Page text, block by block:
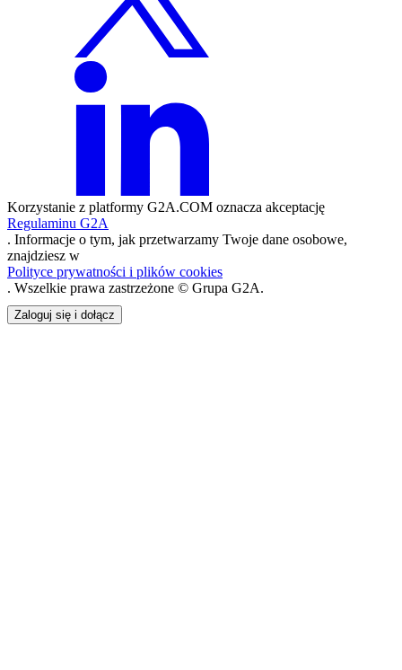
Korzystanie z platformy G2A.COM oznacza akceptację
Regulaminu G2A
. Informacje o tym, jak przetwarzamy Twoje dane osobowe,
znajdziesz w
Polityce prywatności i plików cookies
. Wszelkie prawa zastrzeżone © Grupa G2A.
Zaloguj się i dołącz